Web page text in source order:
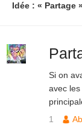
Idée : « Partage
Si on
avec
1